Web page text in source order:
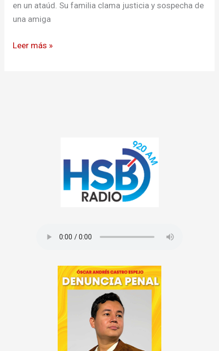
en un ataúd. Su familia clama justicia y sospecha de
una amiga
Leer más »